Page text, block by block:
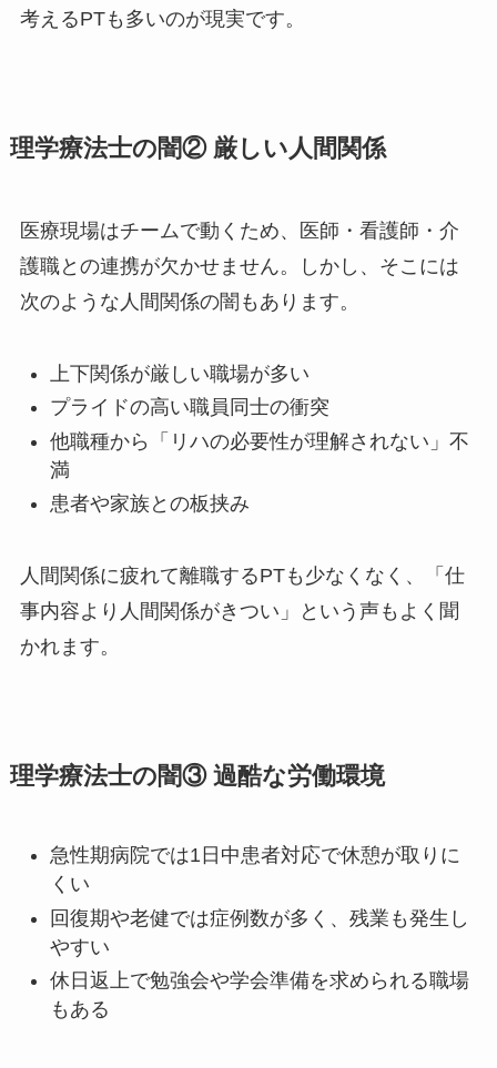
考えるPTも多いのが現実です。
理学療法士の闇② 厳しい人間関係
医療現場はチームで動くため、医師・看護師・介
護職との連携が欠かせません。しかし、そこには
次のような人間関係の闇もあります。
上下関係が厳しい職場が多い
プライドの高い職員同士の衝突
他職種から「リハの必要性が理解されない」不
満
患者や家族との板挟み
人間関係に疲れて離職するPTも少なくなく、「仕
事内容より人間関係がきつい」という声もよく聞
かれます。
理学療法士の闇③ 過酷な労働環境
急性期病院では1日中患者対応で休憩が取りに
くい
回復期や老健では症例数が多く、残業も発生し
やすい
休日返上で勉強会や学会準備を求められる職場
もある